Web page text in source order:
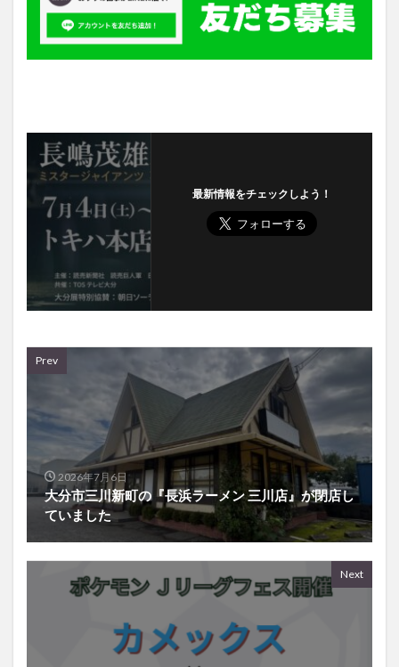
最新情報をチェックしよう！
Prev
2026年7月6日
大分市三川新町の『長浜ラーメン 三川店』が閉店し
ていました
Next